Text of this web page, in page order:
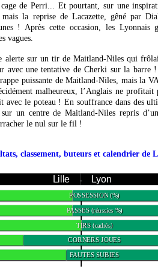
de Perri... Et pourtant, sur une
mais la reprise de Lacazette, gêné par
! Après cette occasion, les Lyonnais
vagues.
alerte sur un tir de Maitland-Niles qui
avec une tentative de Cherki sur la barre
puissante de Maitland-Niles, mais la
malheureux, l’Anglais ne profitait
le poteau ! En souffrance dans des
un centre de Maitland-Niles repris
le nul sur le fil !
classement, buteurs et calendrier de
Lille - Lyon
POSSESSION(%)
PASSES(réussies %)
TIRS(cadrés)
CORNERS JOUES
FAUTES SUBIES